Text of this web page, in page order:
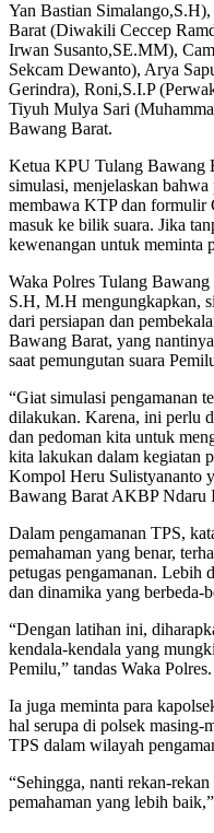
Yan Bastian
Barat (Diwakili Ceccep
Irwan Susanto,SE.MM),
Sekcam Dewanto), Arya
Gerindra), Roni,S.I.P
Tiyuh Mulya Sari
Bawang Barat.
Ketua KPU Tulang Bawang
simulasi, menjelaskan
membawa KTP dan formulir
masuk ke bilik suara. Jika
kewenangan untuk meminta
Waka Polres Tulang
S.H, M.H mengungkapkan,
dari persiapan dan
Bawang Barat, yang
saat pemungutan suara
“Giat simulasi pengamanan
dilakukan. Karena, ini perlu
dan pedoman kita untuk
kita lakukan dalam kegiatan
Kompol Heru Sulistyananto
Bawang Barat AKBP Ndaru
Dalam pengamanan TPS,
pemahaman yang benar,
petugas pengamanan. Lebih
dan dinamika yang berbeda-
“Dengan latihan ini,
kendala-kendala yang
Pemilu,” tandas Waka Polres.
Ia juga meminta para
hal serupa di polsek
TPS dalam wilayah
“Sehingga, nanti rekan-
pemahaman yang lebih